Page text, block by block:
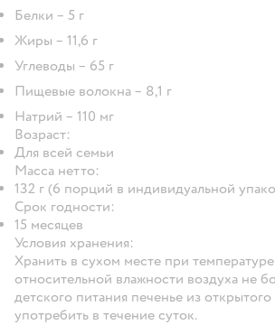
Белки – 5 г
Жиры – 11,6 г
Углеводы – 65 г
Пищевые волокна – 8,1 г
Натрий – 110 мг
Возраст:
Для всей семьи
Масса нетто:
132 г (6 порций в индивидуальной
Срок годности:
15 месяцев
Условия хранения:
Хранить в сухом месте при
относительной влажности воздуха не
детского питания печенье из открытого
употребить в течение суток.